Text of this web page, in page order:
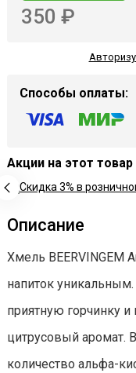
350 ₽
Способы оплаты:
Акции на этот товар
Описание
Хмель BEERVINGEM
напиток
приятную горчинку
цитрусовый аромат.
количество альфа-